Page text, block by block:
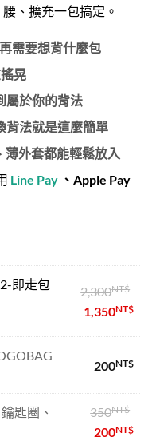
、擴充一包搞定。
需要想背什麼包
晃
屬於你的背法
背法就是這麼簡單
薄外套都能輕鬆放入
Line Pay 、 Apple Pay
即走包
2,300NT$
1,350NT$
200NT$
匙圈、
350NT$
200NT$